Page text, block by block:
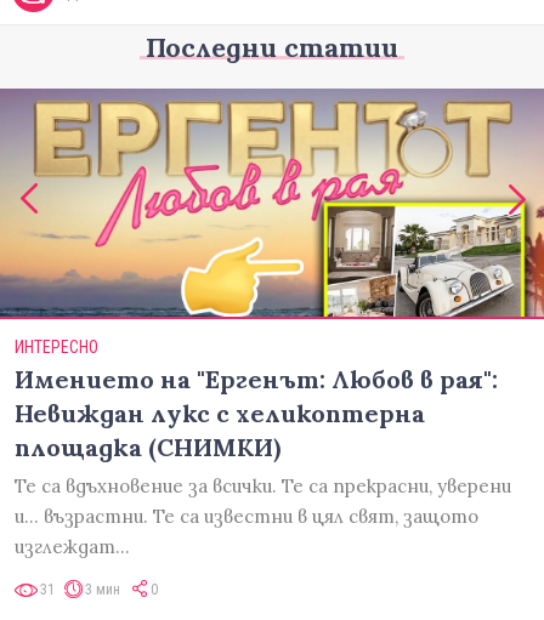
Последни статии
ИНТЕРЕСНО
Имението на "Ергенът: Любов в рая":
Невиждан лукс с хеликоптерна
площадка (СНИМКИ)
Те са вдъхновение за всички. Те са прекрасни, уверени
и... възрастни. Те са известни в цял свят, защото
изглеждат…
31 3 мин 0